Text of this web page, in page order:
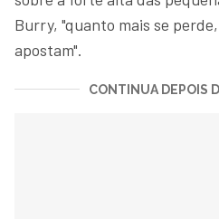
Burry, "quanto mais se
apostam".
CONTINUA DEPOIS